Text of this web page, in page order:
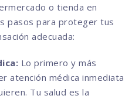
o tienda en
pasos para proteger tus
adecuada:
Lo primero y más
atención médica inmediata
Tu salud es la